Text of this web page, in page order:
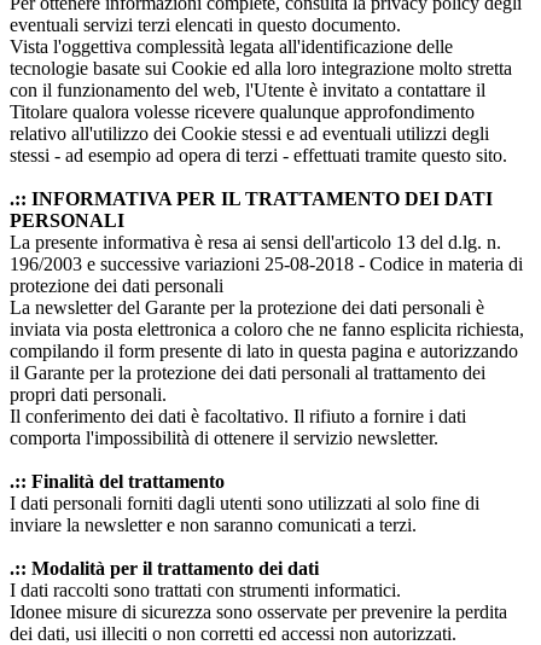
eventuali servizi terzi elencati in questo documento.
Vista l'oggettiva complessità legata all'identificazione delle
tecnologie basate sui Cookie ed alla loro integrazione molto stretta
con il funzionamento del web, l'Utente è invitato a contattare il
Titolare qualora volesse ricevere qualunque approfondimento
relativo all'utilizzo dei Cookie stessi e ad eventuali utilizzi degli
stessi - ad esempio ad opera di terzi - effettuati tramite questo sito.
.:: INFORMATIVA PER IL TRATTAMENTO DEI DATI
PERSONALI
La presente informativa è resa ai sensi dell'articolo 13 del d.lg. n.
196/2003 e successive variazioni 25-08-2018 - Codice in materia di
protezione dei dati personali
La newsletter del Garante per la protezione dei dati personali è
inviata via posta elettronica a coloro che ne fanno esplicita richiesta,
compilando il form presente di lato in questa pagina e autorizzando
il Garante per la protezione dei dati personali al trattamento dei
propri dati personali.
Il conferimento dei dati è facoltativo. Il rifiuto a fornire i dati
comporta l'impossibilità di ottenere il servizio newsletter.
.:: Finalità del trattamento
I dati personali forniti dagli utenti sono utilizzati al solo fine di
inviare la newsletter e non saranno comunicati a terzi.
.:: Modalità per il trattamento dei dati
I dati raccolti sono trattati con strumenti informatici.
Idonee misure di sicurezza sono osservate per prevenire la perdita
dei dati, usi illeciti o non corretti ed accessi non autorizzati.